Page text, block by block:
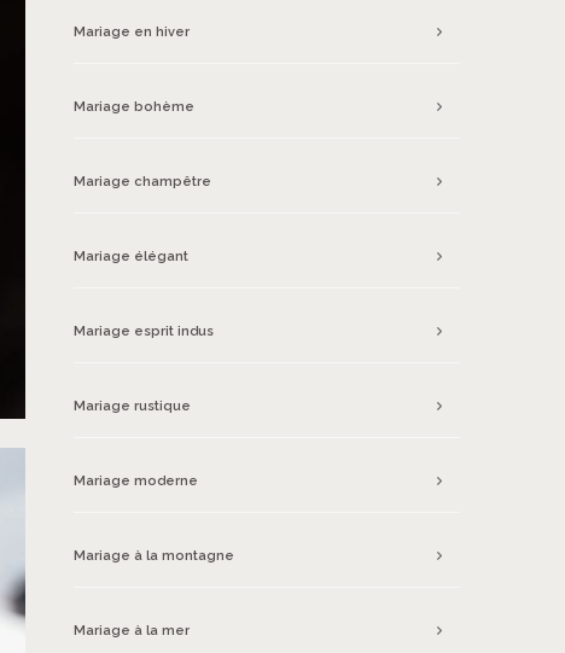
Mariage en hiver
Mariage bohème
Mariage champêtre
Mariage élégant
Mariage esprit indus
Mariage rustique
Mariage moderne
Mariage à la montagne
Mariage à la mer